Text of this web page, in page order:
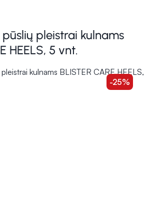
pūslių pleistrai kulnams
HEELS, 5 vnt.
-25%